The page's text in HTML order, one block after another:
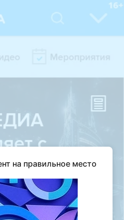
на правильное место